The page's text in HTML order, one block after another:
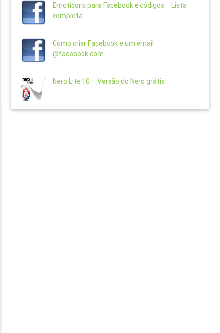
Emoticons para Facebook e códigos – Lista
completa
Como criar Facebook e um email
@facebook.com
Nero Lite 10 – Versão do Nero grátis